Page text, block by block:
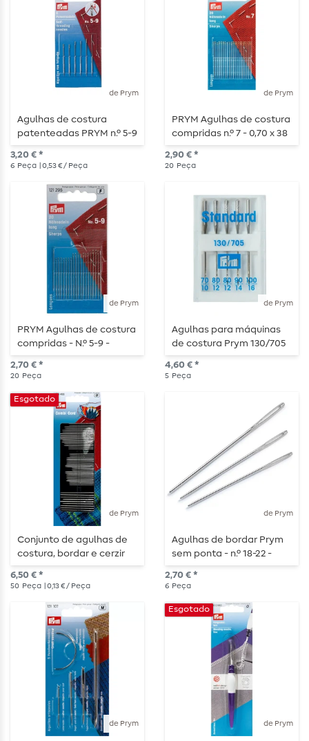
de Prym
Agulhas de costura
patenteadas PRYM n.º 5-9
- 6 peças
3,20 € *
6 Peça | 0,53 € / Peça
de Prym
PRYM Agulhas de costura
compridas n.º 7 - 0,70 x 38
mm - 20 unidades
2,90 € *
20 Peça
de Prym
PRYM Agulhas de costura
compridas - N.º 5-9 -
sortido 20 peças
2,70 € *
20 Peça
de Prym
Agulhas para máquinas
de costura Prym 130/705
"Standard" - 70-100 - 5
peças
4,60 € *
5 Peça
de Prym
Esgotado
Conjunto de agulhas de
costura, bordar e cerzir
PRYM com enfiador - 50
agulhas
6,50 € *
50 Peça | 0,13 € / Peça
de Prym
Agulhas de bordar Prym
sem ponta - n.º 18-22 -
sortido - 6 peças
2,70 € *
6 Peça
de Prym de Prym
Esgotado